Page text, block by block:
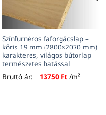
Színfurnéros faforgácslap –
kőris 19 mm (2800×2070 mm)
karakteres, világos bútorlap
természetes hatással
Bruttó ár:
13750 Ft/m²